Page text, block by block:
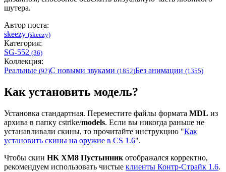
шутера.
Автор поста:
skeezy (skeezy)
Категория:
SG-552 (36)
Коллекция:
Реальные (92)С новыми звуками (1852)Без анимации (1355)
Как установить модель?
Установка стандартная. Переместите файлы формата MDL из
архива в папку cstrike/models. Если вы никогда раньше не
устанавливали скины, то прочитайте инструкцию "Как
установить скины на оружие в CS 1.6".
Чтобы скин HK XM8 Пустынник отображался корректно,
рекомендуем использовать чистые клиенты Контр-Страйк 1.6.